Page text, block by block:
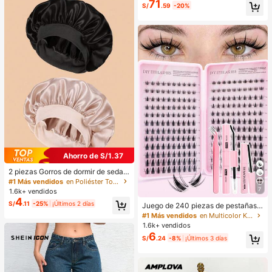
Ahorro de S/1.37
2 piezas Gorros de dormir de seda y
satén de lujo, unicolor, gorros elásti
cos de protección del cabello, liger
os y cómodos para usar toda la noc
he, cuidado del cabello, ducha, ajus
te suave al cuero cabelludo, para el
la
#1 Más vendidos
en Poliéster Toallas para el cabello
1.6k+ vendidos
S/4.11 -25% ¡Últimos 2 días
S/71 .59 -20%
7
Juego de 240 piezas de pestañas p
ostizas de hada, herramienta de ma
quillaje de verano, natural y delicad
a, crea un maquillaje de ojos de dib
ujos animados exquisito, diseño de l
os, reutilizable, alta relación costo-
#1 Más vendidos
en Multicolor Kits de pestañas postizas y adhesivo
1.6k+ vendidos
S/6.24 -8% ¡Últimos 3 días